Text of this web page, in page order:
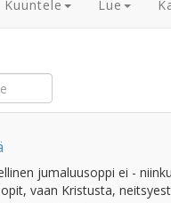
Kuuntele Lue
jumaluusoppi ei -
vaan Kristusta,